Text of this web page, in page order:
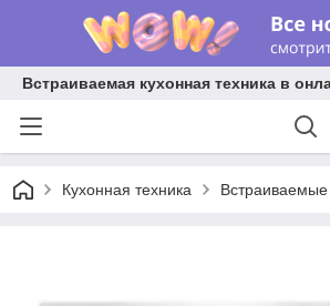
Встраиваемая кухонная техника в
Кухонная техника